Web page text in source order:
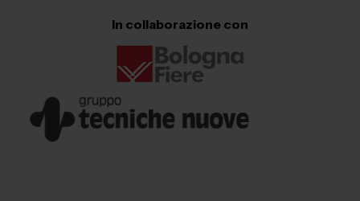
In collaborazione con